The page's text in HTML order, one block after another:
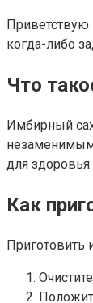
Приветствую
когда-либо
Что
Имбирный
незаменимым
для здоровья.
Как
Приготовить